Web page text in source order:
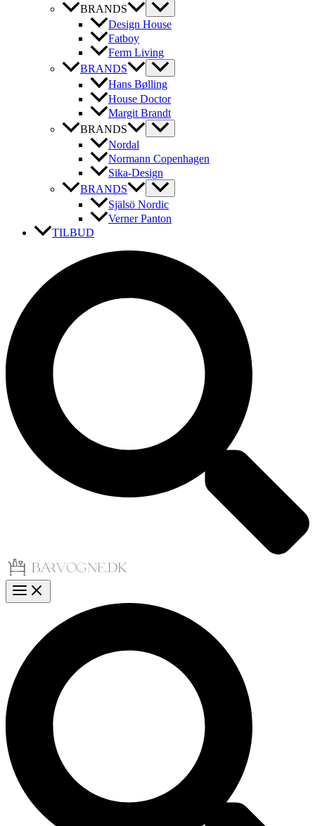
BRANDS
Design House
Fatboy
Ferm Living
BRANDS
Hans Bølling
House Doctor
Margit Brandt
BRANDS
Nordal
Normann Copenhagen
Sika-Design
BRANDS
Själsö Nordic
Verner Panton
TILBUD